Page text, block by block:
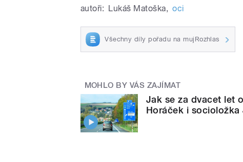
autoři: Lukáš Matoška, oci
Všechny díly pořadu na mujRozhlas
MOHLO BY VÁS ZAJÍMAT
Jak se za dvacet let
Horáček i socioložka